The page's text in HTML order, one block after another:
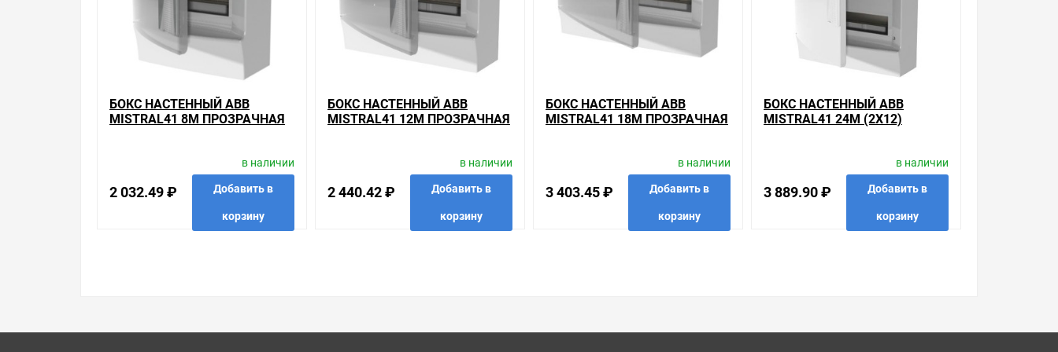
консультацию по тому, что мы продаем, узнать преимущества конкретного товара, получить информацию об отличительных особенностях товара, который вы
собираетесь купить. Мы всегда рады помочь, посоветовать, рассказать подробно о товарах из нашего ассортимента.
Свяжитесь с нами любым способом, который для вас наиболее удобен. С удовольствием ответим на все вопросы.
БОКС НАСТЕННЫЙ ABB
MISTRAL41 8М ПРОЗРАЧНАЯ
2 032.49 ₽
в наличии
Добавить в
корзину
БОКС НАСТЕННЫЙ ABB
MISTRAL41 12М ПРОЗРАЧНАЯ
2 440.42 ₽
в наличии
Добавить в
корзину
БОКС НАСТЕННЫЙ ABB
MISTRAL41 18М ПРОЗРАЧНАЯ
3 403.45 ₽
в наличии
Добавить в
корзину
БОКС НАСТЕННЫЙ ABB
MISTRAL41 24М (2X12)
3 889.90 ₽
в наличии
Добавить в
корзину